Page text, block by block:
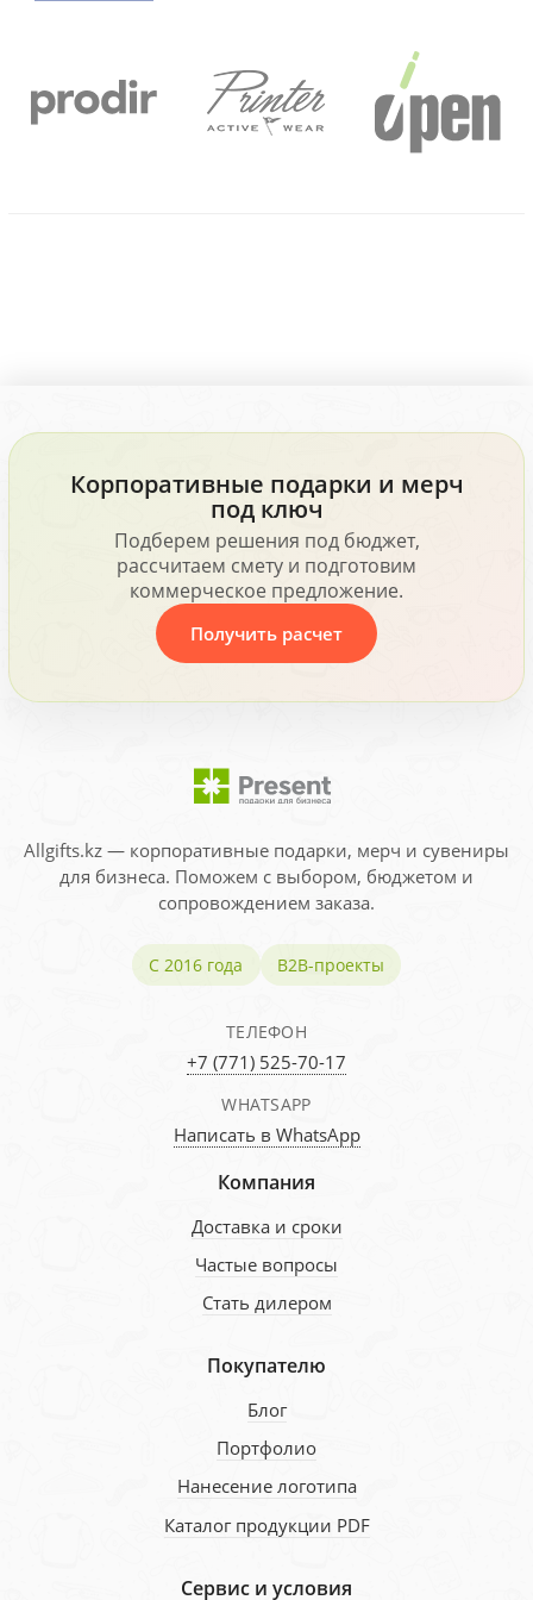
Корпоративные подарки и мерч
под ключ
Подберем решения под бюджет,
рассчитаем смету и подготовим
коммерческое предложение.
Получить расчет
Allgifts.kz — корпоративные подарки, мерч и сувениры
для бизнеса. Поможем с выбором, бюджетом и
сопровождением заказа.
С 2016 года B2B-проекты
ТЕЛЕФОН
+7 (771) 525-70-17
WHATSAPP
Написать в WhatsApp
Компания
Доставка и сроки
Частые вопросы
Стать дилером
Покупателю
Блог
Портфолио
Нанесение логотипа
Каталог продукции PDF
Сервис и условия